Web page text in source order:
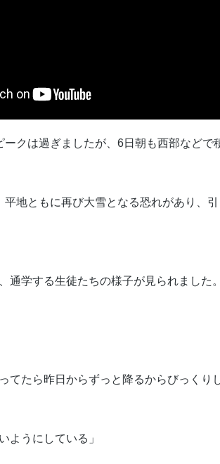
ークは過ぎましたが、6日朝も西部などで
地ともに再び大雪となる恐れがあり、引
通学する生徒たちの様子が見られました。
てたら昨日からずっと降るからびっくり
ようにしている」